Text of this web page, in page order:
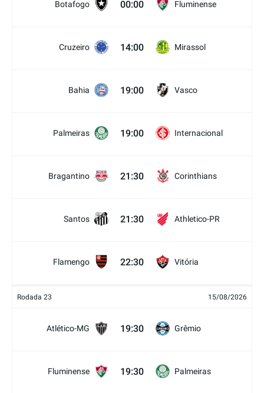
Botafogo 00:00 Fluminense
Cruzeiro 14:00 Mirassol
Bahia 19:00 Vasco
Palmeiras 19:00 Internacional
Bragantino 21:30 Corinthians
Santos 21:30 Athletico-PR
Flamengo 22:30 Vitória
Rodada 23 15/08/2026
Atlético-MG 19:30 Grêmio
Fluminense 19:30 Palmeiras